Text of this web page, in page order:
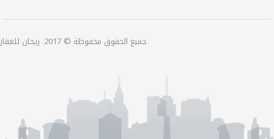
جميع الحقوق محفوظة © 2017. ريحان للعقارات.